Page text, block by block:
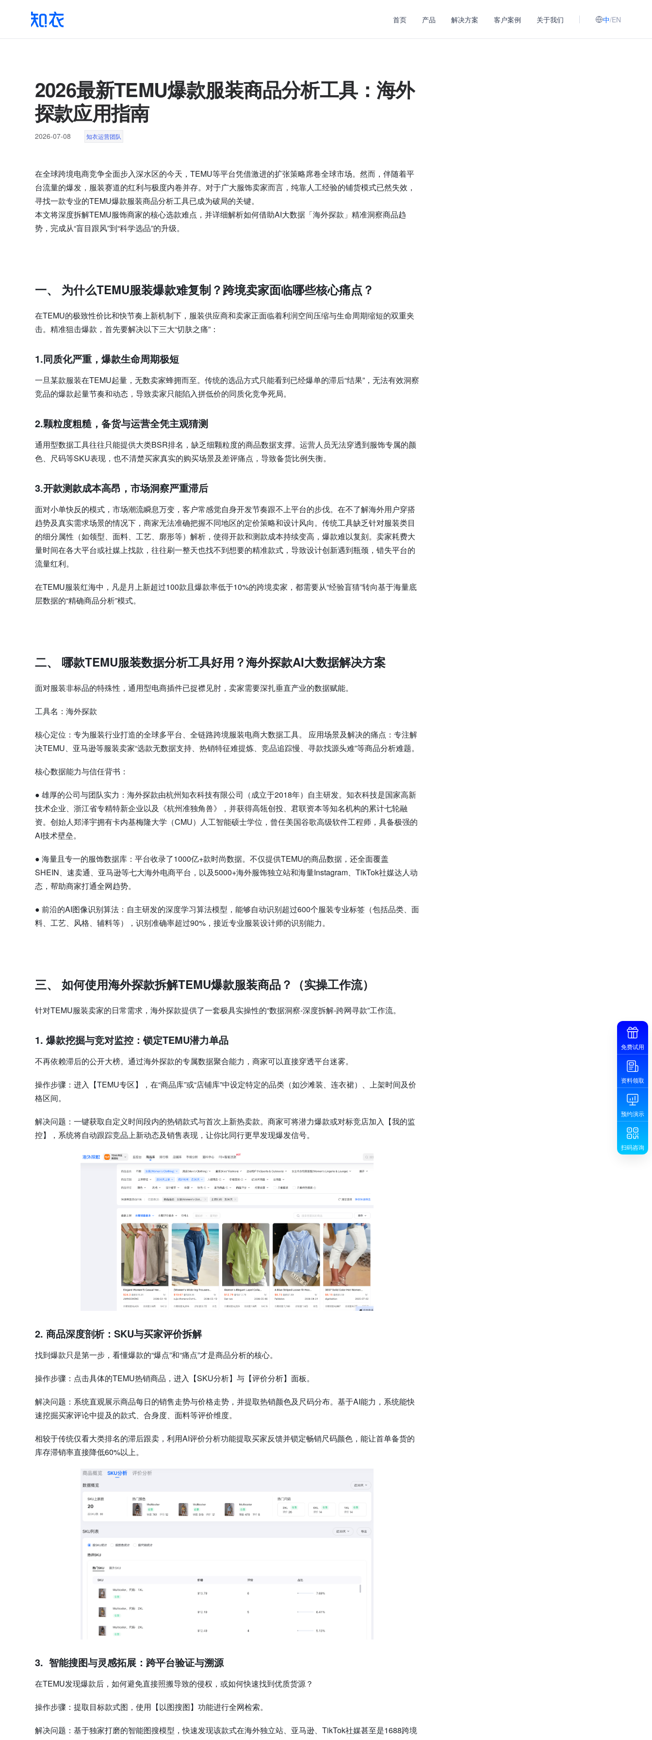
首页 产品 解决方案 客户案例 关于我们 中/EN
免费试用
资料领取
预约演示
扫码咨询
2026最新TEMU爆款服装商品分析工具：海外
探款应用指南
2026-07-08 知衣运营团队
在全球跨境电商竞争全面步入深水区的今天，TEMU等平台凭借激进的扩张策略席卷全球市场。然而，伴随着平
台流量的爆发，服装赛道的红利与极度内卷并存。对于广大服饰卖家而言，纯靠人工经验的铺货模式已然失效，
寻找一款专业的TEMU爆款服装商品分析工具已成为破局的关键。
本文将深度拆解TEMU服饰商家的核心选款难点，并详细解析如何借助AI大数据 「海外探款」 精准洞察商品趋
势，完成从“盲目跟风”到“科学选品”的升级。
一、 为什么TEMU服装爆款难复制？跨境卖家面临哪些核心痛点？
在TEMU的极致性价比和快节奏上新机制下，服装供应商和卖家正面临着利润空间压缩与生命周期缩短的双重夹
击。精准狙击爆款，首先要解决以下三大“切肤之痛”：
1.同质化严重，爆款生命周期极短
一旦某款服装在TEMU起量，无数卖家蜂拥而至。传统的选品方式只能看到已经爆单的滞后“结果”，无法有效洞察
竞品的爆款起量节奏和动态，导致卖家只能陷入拼低价的同质化竞争死局。
2.颗粒度粗糙，备货与运营全凭主观猜测
通用型数据工具往往只能提供大类BSR排名，缺乏细颗粒度的商品数据支撑。运营人员无法穿透到服饰专属的颜
色、尺码等SKU表现，也不清楚买家真实的购买场景及差评痛点，导致备货比例失衡。
3.开款测款成本高昂，市场洞察严重滞后
面对小单快反的模式，市场潮流瞬息万变，客户常感觉自身开发节奏跟不上平台的步伐。在不了解海外用户穿搭
趋势及真实需求场景的情况下，商家无法准确把握不同地区的定价策略和设计风向。传统工具缺乏针对服装类目
的细分属性（如领型、面料、工艺、廓形等）解析，使得开款和测款成本持续变高，爆款难以复刻。卖家耗费大
量时间在各大平台或社媒上找款，往往刷一整天也找不到想要的精准款式，导致设计创新遇到瓶颈，错失平台的
流量红利。
在TEMU服装红海中，凡是月上新超过100款且爆款率低于10%的跨境卖家，都需要从“经验盲猜”转向基于海量底
层数据的“精确商品分析”模式。
二、 哪款TEMU服装数据分析工具好用？海外探款AI大数据解决方案
面对服装非标品的特殊性，通用型电商插件已捉襟见肘，卖家需要深扎垂直产业的数据赋能。
工具名：海外探款
核心定位：专为服装行业打造的全球多平台、全链路跨境服装电商大数据工具。 应用场景及解决的痛点：专注解
决TEMU、亚马逊等服装卖家“选款无数据支持、热销特征难提炼、竞品追踪慢、寻款找源头难”等商品分析难题。
核心数据能力与信任背书：
● 雄厚的公司与团队实力：海外探款由杭州知衣科技有限公司（成立于2018年）自主研发。知衣科技是国家高新
技术企业、浙江省专精特新企业以及《杭州准独角兽》，并获得高瓴创投、君联资本等知名机构的累计七轮融
资。创始人郑泽宇拥有卡内基梅隆大学（CMU）人工智能硕士学位，曾任美国谷歌高级软件工程师，具备极强的
AI技术壁垒。
● 海量且专一的服饰数据库：平台收录了1000亿+款时尚数据。不仅提供TEMU的商品数据，还全面覆盖
SHEIN、速卖通、亚马逊等七大海外电商平台，以及5000+海外服饰独立站和海量Instagram、TikTok社媒达人动
态，帮助商家打通全网趋势。
● 前沿的AI图像识别算法：自主研发的深度学习算法模型，能够自动识别超过600个服装专业标签（包括品类、面
料、工艺、风格、辅料等），识别准确率超过90%，接近专业服装设计师的识别能力。
三、 如何使用海外探款拆解TEMU爆款服装商品？（实操工作流）
针对TEMU服装卖家的日常需求，海外探款提供了一套极具实操性的“数据洞察-深度拆解-跨网寻款”工作流。
1. 爆款挖掘与竞对监控：锁定TEMU潜力单品
不再依赖滞后的公开大榜。通过海外探款的专属数据聚合能力，商家可以直接穿透平台迷雾。
操作步骤：进入【TEMU专区】，在“商品库”或“店铺库”中设定特定的品类（如沙滩装、连衣裙）、上架时间及价
格区间。
解决问题：一键获取自定义时间段内的热销款式与首次上新热卖款。商家可将潜力爆款或对标竞店加入【我的监
控】，系统将自动跟踪竞品上新动态及销售表现，让你比同行更早发现爆发信号。
2. 商品深度剖析：SKU与买家评价拆解
找到爆款只是第一步，看懂爆款的“爆点”和“痛点”才是商品分析的核心。
操作步骤：点击具体的TEMU热销商品，进入【SKU分析】与【评价分析】面板。
解决问题：系统直观展示商品每日的销售走势与价格走势，并提取热销颜色及尺码分布。基于AI能力，系统能快
速挖掘买家评论中提及的款式、合身度、面料等评价维度。
相较于传统仅看大类排名的滞后跟卖，利用AI评价分析功能提取买家反馈并锁定畅销尺码颜色，能让首单备货的
库存滞销率直接降低60%以上。
3. 智能搜图与灵感拓展：跨平台验证与溯源
在TEMU发现爆款后，如何避免直接照搬导致的侵权，或如何快速找到优质货源？
操作步骤：提取目标款式图，使用【以图搜图】功能进行全网检索。
解决问题：基于独家打磨的智能图搜模型，快速发现该款式在海外独立站、亚马逊、TikTok社媒甚至是1688跨境